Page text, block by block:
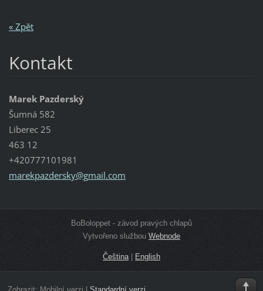
« Zpět
Kontakt
Marek Pazderský
Šumná 582
Liberec 25
463 12
+420777101981
marekpazdersky@gmail.com
BoBoloppet - závod pravých chlapů
Vytvořeno službou Webnode
Čeština|English